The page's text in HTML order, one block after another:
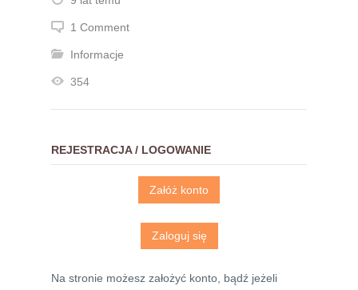
1 Comment
Informacje
354
REJESTRACJA / LOGOWANIE
Załóż konto
Zaloguj się
Na stronie możesz założyć konto, bądź jeżeli